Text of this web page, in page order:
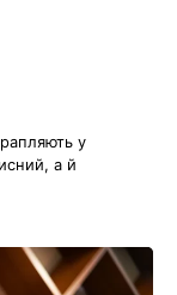
у
а й